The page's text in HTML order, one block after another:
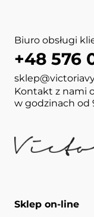
Biuro obsługi
+48 576
Kontakt z nami
w godzinach od
Sklep on-line